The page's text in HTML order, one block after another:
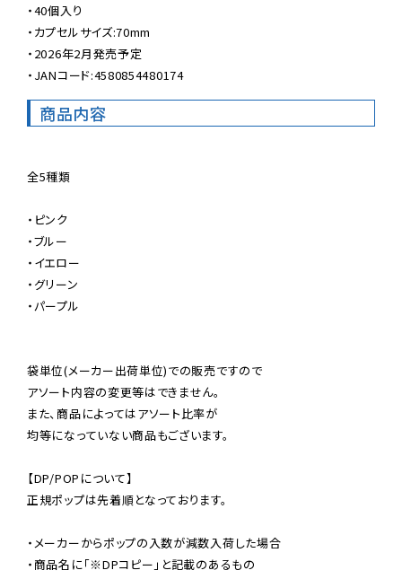
・40個入り
・カプセルサイズ:70mm
・2026年2月発売予定
・JANコード:4580854480174
商品内容
全5種類
・ピンク
・ブルー
・イエロー
・グリーン
・パープル
袋単位(メーカー出荷単位)での販売ですので
アソート内容の変更等はできません。
また、商品によってはアソート比率が
均等になっていない商品もございます。
【DP/POPについて】
正規ポップは先着順となっております。
・メーカーからポップの入数が減数入荷した場合
・商品名に「※DPコピー」と記載のあるもの